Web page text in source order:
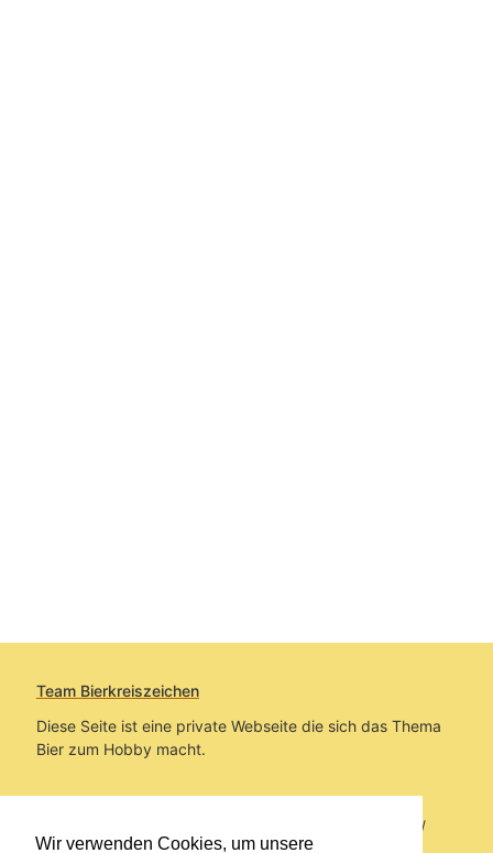
Wir verwenden Cookies, um unsere
Team Bierkreiszeichen
Diese Seite ist eine private Webseite die sich das Thema
Bier zum Hobby macht.
Sie befinden sich auf https://www.bierkreiszeichen.at/